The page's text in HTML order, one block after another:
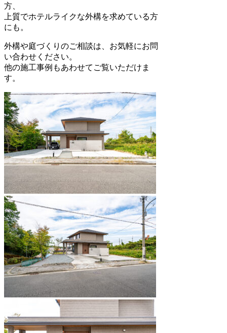
方、
上質でホテルライクな外構を求めている方
にも。
外構や庭づくりのご相談は、お気軽にお問
い合わせください。
他の施工事例もあわせてご覧いただけま
す。